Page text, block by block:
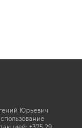
Юрьевич